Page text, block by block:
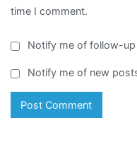
time I comment.
Notify me of follow-
Notify me of new